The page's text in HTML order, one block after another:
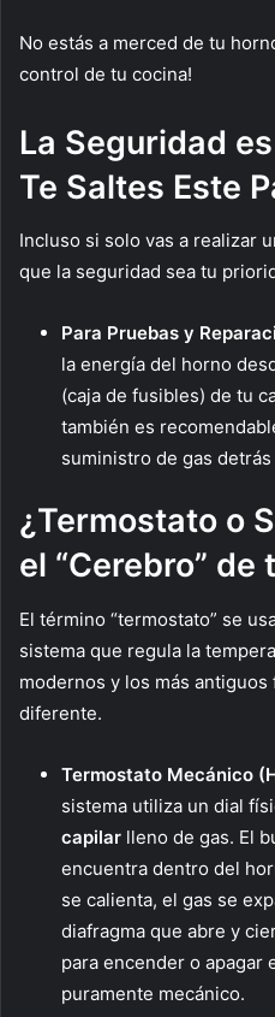
No estás a merced de tu
control de tu cocina!
La Seguridad
Te Saltes Este
Incluso si solo vas a realizar
que la seguridad sea tu
Para Pruebas y
la energía del horno
(caja de fusibles) de tu
también es
suministro de gas
¿Termostato o
el “Cerebro” de
El término “termostato” se
sistema que regula la
modernos y los más
diferente.
Termostato Mecánico
sistema utiliza un dial
capilar lleno de gas. El
encuentra dentro del
se calienta, el gas se
diafragma que abre y
para encender o apagar
puramente mecánico.